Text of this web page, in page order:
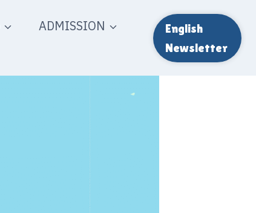
ADMISSION
English
Newsletter